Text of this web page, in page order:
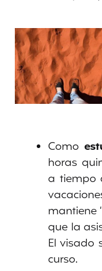
Como
horas
a tiempo
mantiene
que la
El visado
curso.